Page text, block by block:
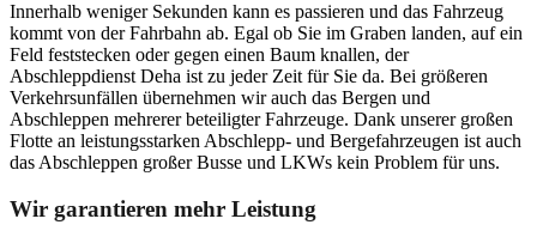
Innerhalb weniger Sekunden kann es passieren und das Fahrzeug
kommt von der Fahrbahn ab. Egal ob Sie im Graben landen, auf ein
Feld feststecken oder gegen einen Baum knallen, der
Abschleppdienst Deha ist zu jeder Zeit für Sie da. Bei größeren
Verkehrsunfällen übernehmen wir auch das Bergen und
Abschleppen mehrerer beteiligter Fahrzeuge. Dank unserer großen
Flotte an leistungsstarken Abschlepp- und Bergefahrzeugen ist auch
das Abschleppen großer Busse und LKWs kein Problem für uns.
Wir garantieren mehr Leistung